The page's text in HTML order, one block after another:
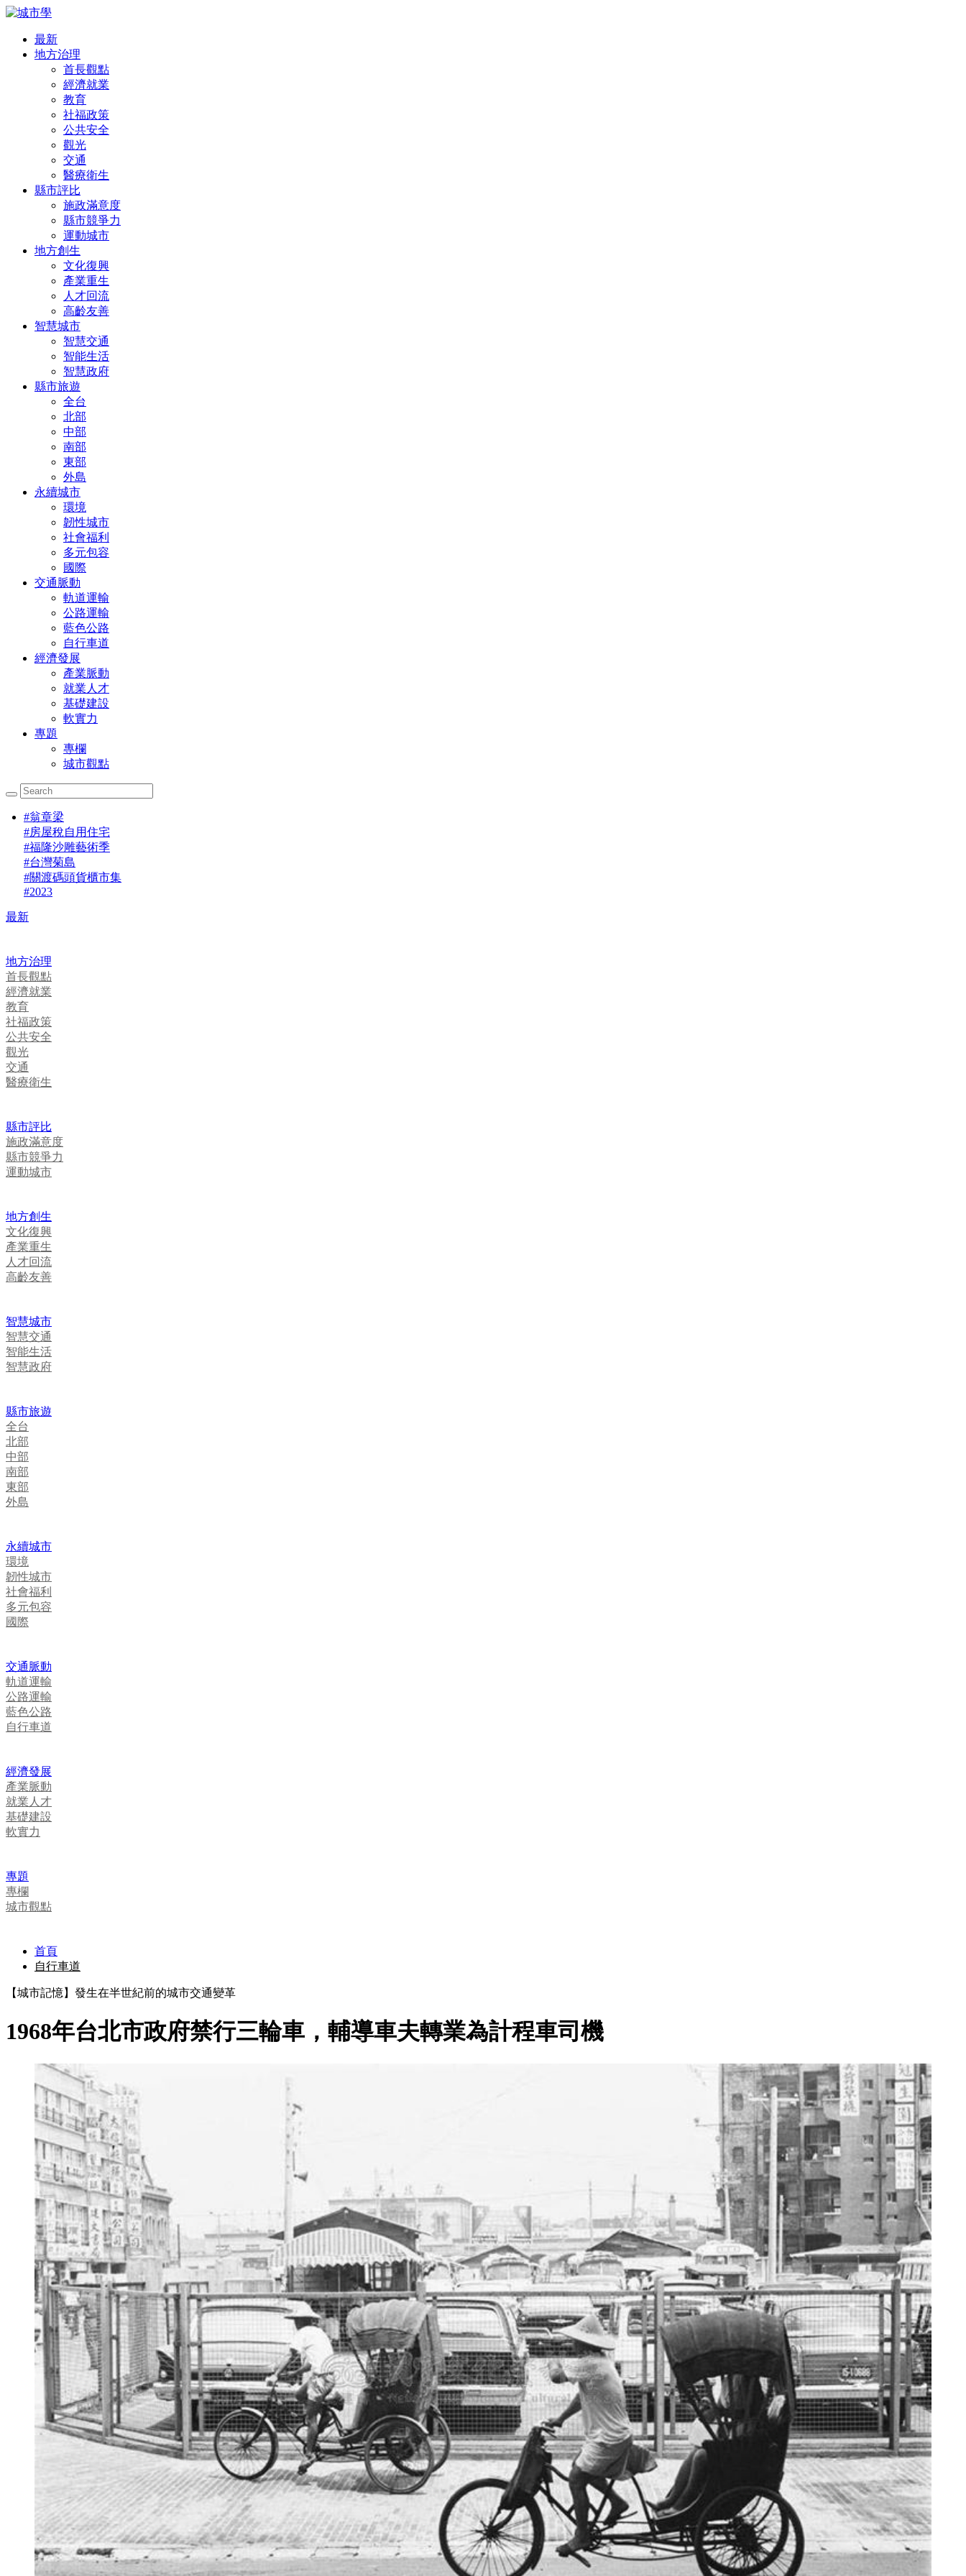
最新
地方治理
首長觀點
經濟就業
教育
社福政策
公共安全
觀光
交通
醫療衛生
縣市評比
施政滿意度
縣市競爭力
運動城市
地方創生
文化復興
產業重生
人才回流
高齡友善
智慧城市
智慧交通
智能生活
智慧政府
縣市旅遊
全台
北部
中部
南部
東部
外島
永續城市
環境
韌性城市
社會福利
多元包容
國際
交通脈動
軌道運輸
公路運輸
藍色公路
自行車道
經濟發展
產業脈動
就業人才
基礎建設
軟實力
專題
專欄
城市觀點
#翁章梁
#房屋稅自用住宅
#福隆沙雕藝術季
#台灣菊島
#關渡碼頭貨櫃市集
#2023
最新
地方治理
首長觀點
經濟就業
教育
社福政策
公共安全
觀光
交通
醫療衛生
縣市評比
施政滿意度
縣市競爭力
運動城市
地方創生
文化復興
產業重生
人才回流
高齡友善
智慧城市
智慧交通
智能生活
智慧政府
縣市旅遊
全台
北部
中部
南部
東部
外島
永續城市
環境
韌性城市
社會福利
多元包容
國際
交通脈動
軌道運輸
公路運輸
藍色公路
自行車道
經濟發展
產業脈動
就業人才
基礎建設
軟實力
專題
專欄
城市觀點
首頁
自行車道
【城市記憶】發生在半世紀前的城市交通變革
1968年台北市政府禁行三輪車，輔導車夫轉業為計程車司機